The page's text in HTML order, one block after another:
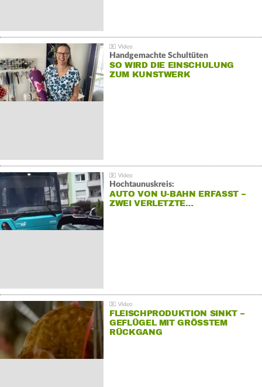
Handgemachte Schultüten
SO WIRD DIE EINSCHULUNG
ZUM KUNSTWERK
Hochtaunuskreis:
AUTO VON U-BAHN ERFASST –
ZWEI VERLETZTE…
FLEISCHPRODUKTION SINKT –
GEFLÜGEL MIT GRÖSSTEM R
ÜCKGANG